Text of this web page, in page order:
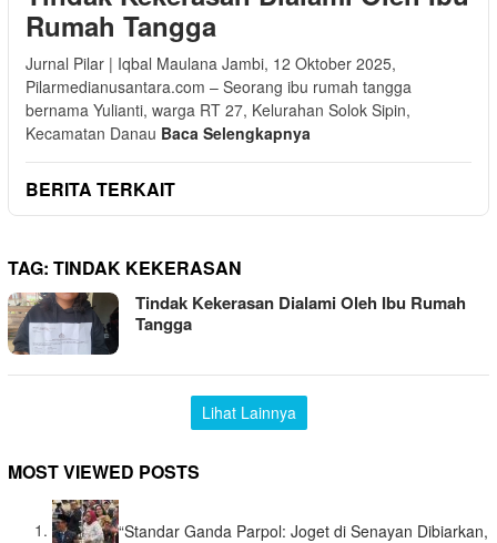
Rumah Tangga
Jurnal Pilar | Iqbal Maulana Jambi, 12 Oktober 2025,
Pilarmedianusantara.com – Seorang ibu rumah tangga
bernama Yulianti, warga RT 27, Kelurahan Solok Sipin,
Kecamatan Danau Baca Selengkapnya
BERITA TERKAIT
TAG: TINDAK KEKERASAN
Tindak Kekerasan Dialami Oleh Ibu Rumah
Tangga
Lihat Lainnya
MOST VIEWED POSTS
“Standar Ganda Parpol: Joget di Senayan Dibiarkan,